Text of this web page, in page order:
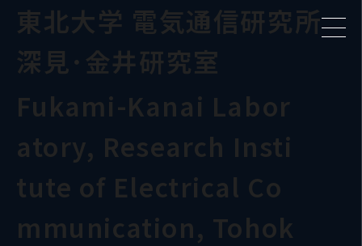
東北大学 電気通信研究所
深見･金井研究室
Fukami-Kanai Labor
atory, Research Insti
tute of Electrical Co
mmunication, Tohok